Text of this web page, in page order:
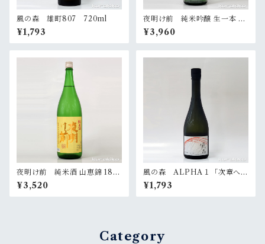
風の森 雄町807 720ml
¥1,793
夜明け前 純米吟醸 生一本 18
00ml
¥3,960
夜明け前 純米酒 山恵錦 180
0ml
¥3,520
風の森 ALPHA１「次章への
扉」 720ml
¥1,793
Category